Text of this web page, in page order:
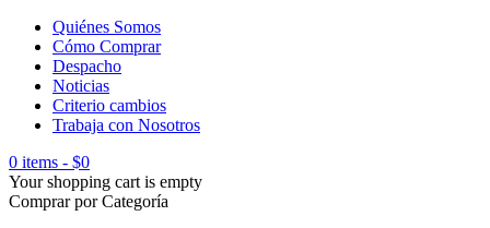
Quiénes Somos
Cómo Comprar
Despacho
Noticias
Criterio cambios
Trabaja con Nosotros
0 items - $0
Your shopping cart is empty
Comprar por Categoría